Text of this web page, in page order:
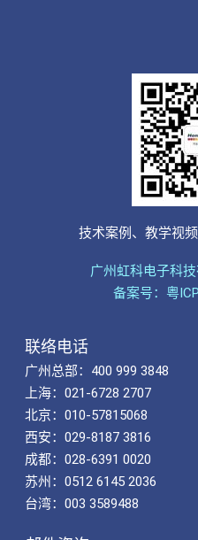
技术案例、教学视
广州虹科电子科
备案号：粤
联络电话
广州总部：400 999 3848
上海：021-6728 2707
北京：010-57815068
西安：029-8187 3816
成都：028-6391 0020
苏州：0512 6145 2036
台湾：003 3589488